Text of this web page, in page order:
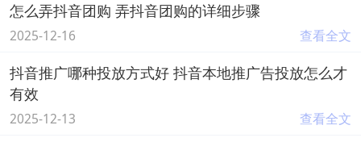
怎么弄抖音团购 弄抖音团购的详细步骤
2025-12-16 查看全文
抖音推广哪种投放方式好 抖音本地推广告投放怎么才
有效
2025-12-13 查看全文